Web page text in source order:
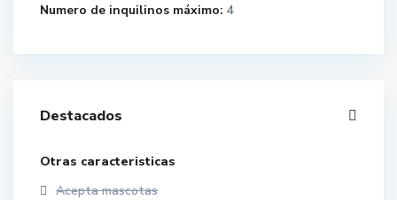
Numero de inquilinos máximo: 4
Destacados
Otras caracteristicas
Acepta mascotas